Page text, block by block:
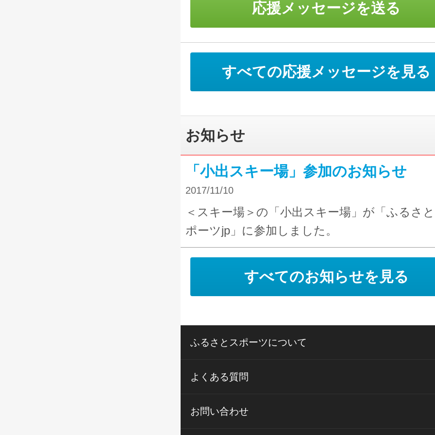
応援メッセージを送る
すべての応援メッセージを見る
お知らせ
「小出スキー場」参加のお知らせ
2017/11/10
＜スキー場＞の「小出スキー場」が「ふるさ
ポーツjp」に参加しました。
すべてのお知らせを見る
ふるさとスポーツについて
よくある質問
お問い合わせ